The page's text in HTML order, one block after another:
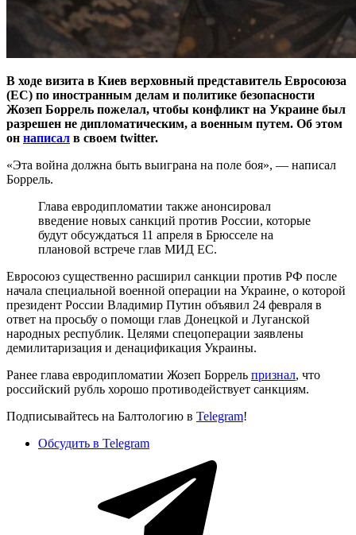
В ходе визита в Киев верховный представитель Евросоюза
(ЕС) по иностранным делам и политике безопасности
Жозеп Боррель пожелал, чтобы конфликт на Украине был
разрешен не дипломатическим, а военным путем. Об этом
он написал в своем twitter.
«Эта война должна быть выиграна на поле боя», — написал
Боррель.
Глава евродипломатии также анонсировал
введение новых санкций против России, которые
будут обсуждаться 11 апреля в Брюсселе на
плановой встрече глав МИД ЕС.
Евросоюз существенно расширил санкции против РФ после
начала специальной военной операции на Украине, о которой
президент России Владимир Путин объявил 24 февраля в
ответ на просьбу о помощи глав Донецкой и Луганской
народных республик. Целями спецоперации заявлены
демилитаризация и денацификация Украины.
Ранее глава евродипломатии Жозеп Боррель признал, что
российский рубль хорошо противодействует санкциям.
Подписывайтесь на Балтологию в Telegram!
Обсудить в Telegram